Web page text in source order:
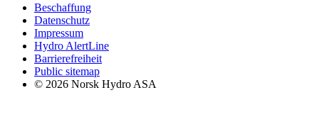
Beschaffung
Datenschutz
Impressum
Hydro AlertLine
Barrierefreiheit
Public sitemap
© 2026 Norsk Hydro ASA